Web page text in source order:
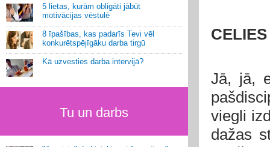
5 lietas, kurām obligāti jābūt
motivācijas vēstulē
8 īpašības, kas padarīs Tevi vēl
konkurētspējīgāku darba tirgū
Kā uzvesties darba intervijā?
Tu un darbs
Jā, jā,
viegli
dažas